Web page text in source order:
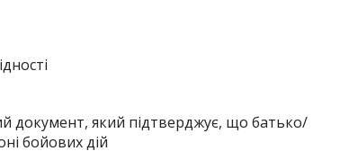
документ, який підтверджує, що батько/
бойових дій